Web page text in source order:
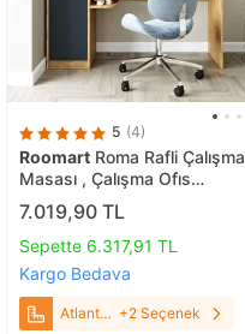
5 (4)
Roomart Roma Rafli Çalışma
Masası , Çalışma Ofi̇s
Masası Sol Dolaplı Atlanti̇k
Çam Atlantik Çam Antrasit
7.019,90 TL
Sepette 6.317,91 TL
Kargo Bedava
Atlantik +2 Seçenek